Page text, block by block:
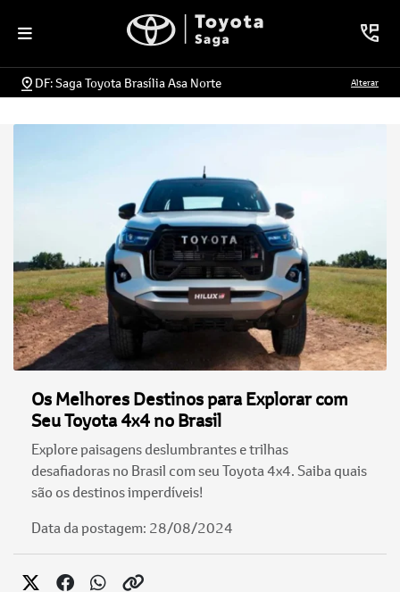
DF: Saga Toyota Brasília Asa Norte Alterar
Os Melhores Destinos para Explorar com
Seu Toyota 4x4 no Brasil
Explore paisagens deslumbrantes e trilhas
desafiadoras no Brasil com seu Toyota 4x4. Saiba quais
são os destinos imperdíveis!
Data da postagem: 28/08/2024